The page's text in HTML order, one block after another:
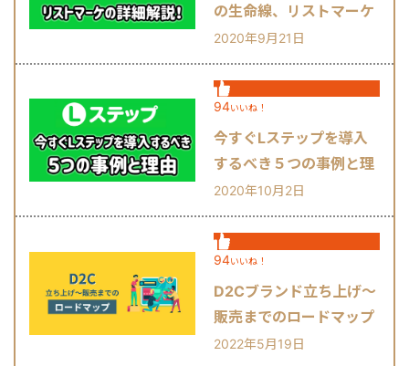
の生命線、リストマーケ
の詳細解説！
2020年9月21日
94いいね！
今すぐLステップを導入
するべき５つの事例と理
由
2020年10月2日
94いいね！
D2Cブランド立ち上げ～
販売までのロードマップ
2022年5月19日